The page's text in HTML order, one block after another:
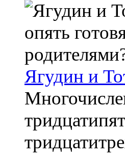
Ягудин и